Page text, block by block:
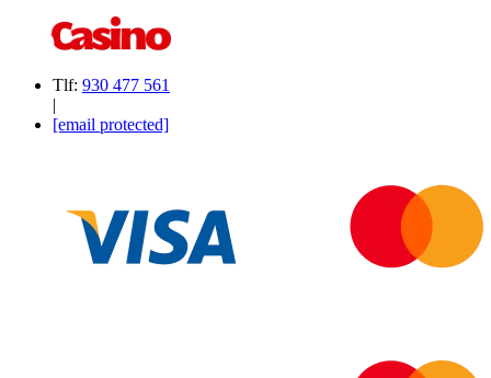
Tlf: 930 477 561
|
[email protected]